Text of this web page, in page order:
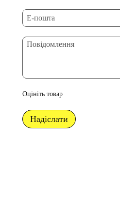
Оцініть товар
Надіслати